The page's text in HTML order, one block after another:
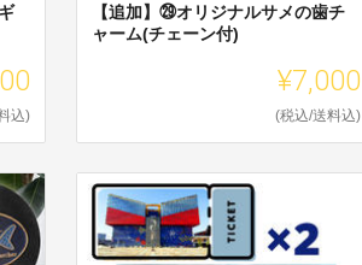
込)
【追加】㉙オリジナルサメの歯チ
ャーム(チェーン付)
¥7,000
(税込/送料込)